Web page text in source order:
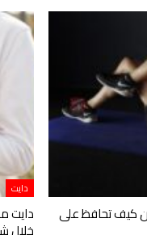
كيف تحافظ على
دايت
دايت
خلال